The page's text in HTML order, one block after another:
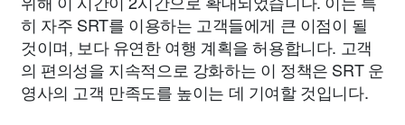
히 자주 SRT를 이용하는 고객들에게 큰 이점이 될
것이며, 보다 유연한 여행 계획을 허용합니다. 고객
의 편의성을 지속적으로 강화하는 이 정책은 SRT 운
영사의 고객 만족도를 높이는 데 기여할 것입니다.